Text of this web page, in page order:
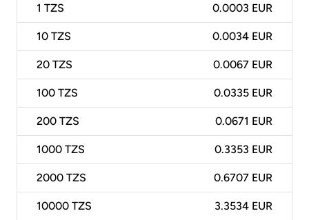
1 TZS 0.0003 EUR
10 TZS 0.0034 EUR
20 TZS 0.0067 EUR
100 TZS 0.0335 EUR
200 TZS 0.0671 EUR
1000 TZS 0.3353 EUR
2000 TZS 0.6707 EUR
10000 TZS 3.3534 EUR